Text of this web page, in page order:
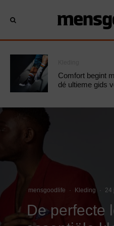
Comfort begint
dé ultieme gids
mensgoodlife · Kleding · 24
De perfecte